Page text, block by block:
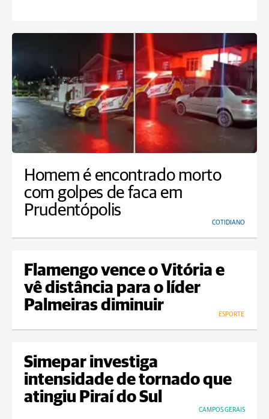
Homem é encontrado morto
com golpes de faca em
Prudentópolis
COTIDIANO
Flamengo vence o Vitória e
vê distância para o líder
Palmeiras diminuir
ESPORTE
Simepar investiga
intensidade de tornado que
atingiu Piraí do Sul
CAMPOS GERAIS